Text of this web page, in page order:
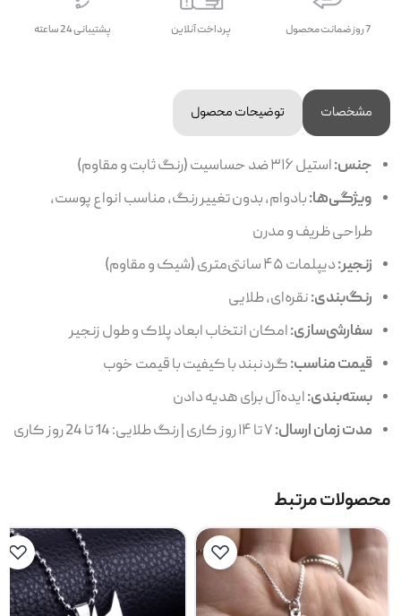
7 روز ضمانت محصول پرداخت آنلاین پشتیبانی 24 ساعته
مشخصات توضیحات محصول
جنس:استیل ۳۱۶ ضد حساسیت (رنگ ثابت و مقاوم)
ویژگی‌ها:بادوام، بدون تغییر رنگ، مناسب انواع پوست،
طراحی ظریف و مدرن
زنجیر:دیپلمات ۴۵ سانتی‌متری (شیک و مقاوم)
رنگ‌بندی:نقره‌ای، طلایی
سفارشی‌سازی:امکان انتخاب ابعاد پلاک و طول زنجیر
قیمت مناسب:گردنبند با کیفیت با قیمت خوب
بسته‌بندی:ایده‌آل برای هدیه دادن
مدت زمان ارسال:
محصولات مرتبط